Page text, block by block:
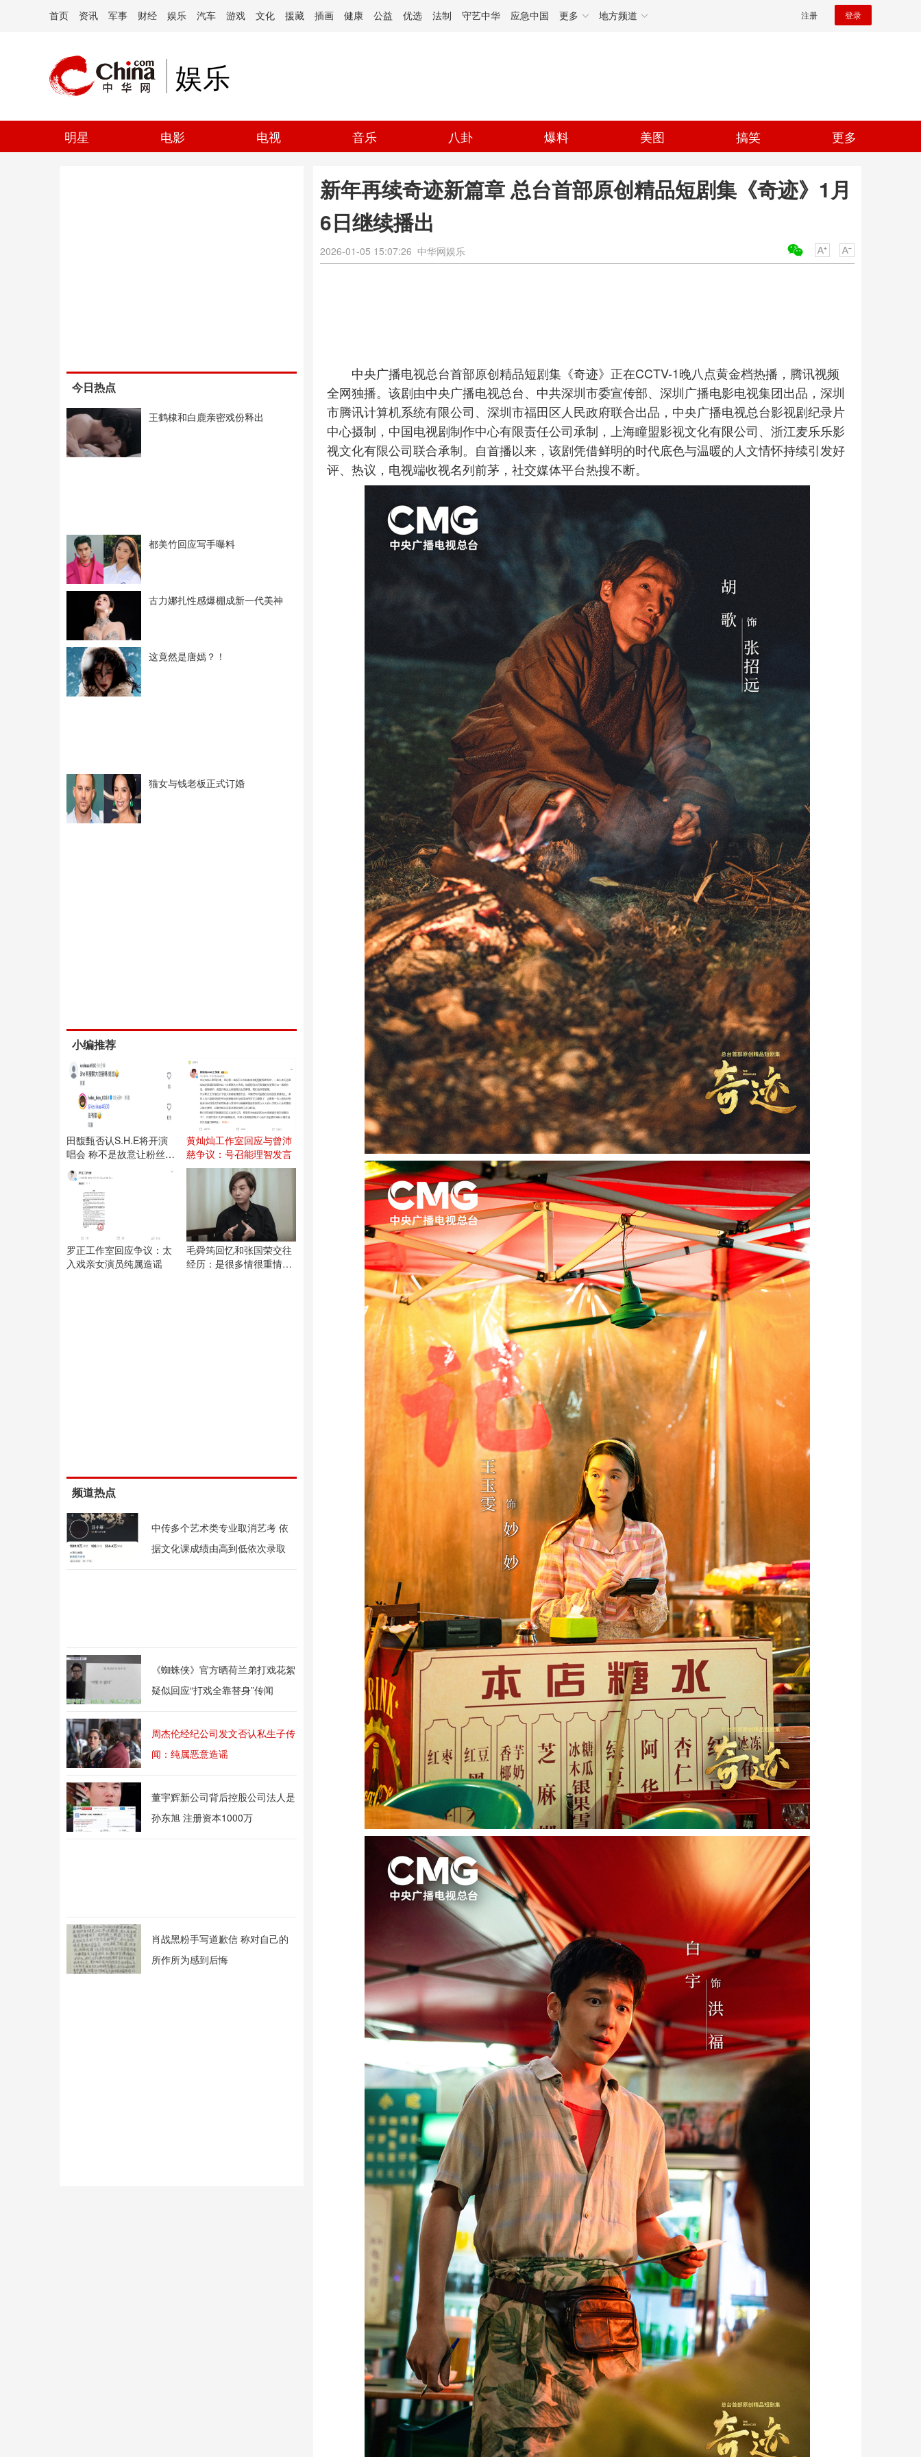
首页 资讯 军事 财经 娱乐 汽车 游戏 文化 援藏 插画 健康 公益 优选 法制 守艺中华 应急中国 更多 地方频道 注册 登录
娱乐
明星 电影 电视 音乐 八卦 爆料 美图 搞笑 更多
今日热点
王鹤棣和白鹿亲密戏份释出
都美竹回应写手曝料
古力娜扎性感爆棚成新一代美神
这竟然是唐嫣？！
猫女与钱老板正式订婚
小编推荐
田馥甄否认S.H.E将开演
唱会 称不是故意让粉丝失
望
黄灿灿工作室回应与曾沛
慈争议：号召能理智发言
罗正工作室回应争议：太
入戏亲女演员纯属造谣
毛舜筠回忆和张国荣交往
经历：是很多情很重情的
频道热点
中传多个艺术类专业取消艺考 依
据文化课成绩由高到低依次录取
《蜘蛛侠》官方晒荷兰弟打戏花絮
疑似回应“打戏全靠替身”传闻
周杰伦经纪公司发文否认私生子传
闻：纯属恶意造谣
董宇辉新公司背后控股公司法人是
孙东旭 注册资本1000万
肖战黑粉手写道歉信 称对自己的
所作所为感到后悔
新年再续奇迹新篇章 总台首部原创精品短剧集《奇迹》1月
6日继续播出
2026-01-05 15:07:26 中华网娱乐
中央广播电视总台首部原创精品短剧集《奇迹》正在CCTV-1晚八点黄金档热播，腾讯视频
全网独播。该剧由中央广播电视总台、中共深圳市委宣传部、深圳广播电影电视集团出品，深圳
市腾讯计算机系统有限公司、深圳市福田区人民政府联合出品，中央广播电视总台影视剧纪录片
中心摄制，中国电视剧制作中心有限责任公司承制，上海瞳盟影视文化有限公司、浙江麦乐乐影
视文化有限公司联合承制。自首播以来，该剧凭借鲜明的时代底色与温暖的人文情怀持续引发好
评、热议，电视端收视名列前茅，社交媒体平台热搜不断。